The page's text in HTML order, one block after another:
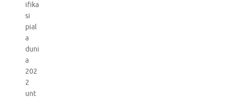
ifika
si
pial
a
duni
a
202
2
unt